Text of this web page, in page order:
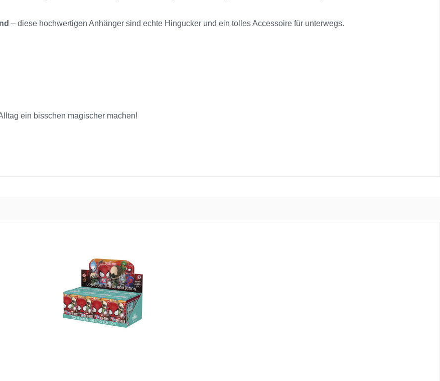
– diese hochwertigen Anhänger sind echte Hingucker und ein tolles Accessoire für unterwegs.
ein bisschen magischer machen!